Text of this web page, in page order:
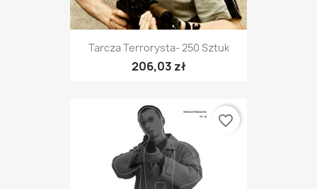
Tarcza Terrorysta- 250 Sztuk
206,03 zł
favorite_border